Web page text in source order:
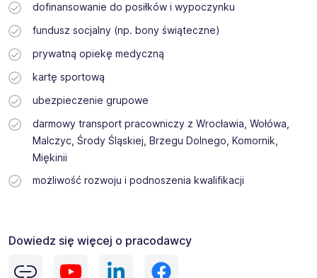
dofinansowanie do posiłków i wypoczynku
fundusz socjalny (np. bony świąteczne)
prywatną opiekę medyczną
kartę sportową
ubezpieczenie grupowe
darmowy transport pracowniczy z Wrocławia, Wołówa,
Malczyc, Środy Śląskiej, Brzegu Dolnego, Komornik,
Miękinii
możliwość rozwoju i podnoszenia kwalifikacji
Dowiedz się więcej o pracodawcy